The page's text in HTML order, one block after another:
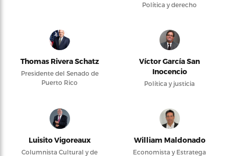
Política y derecho
Thomas Rivera Schatz
Presidente del Senado de
Puerto Rico
Víctor García San
Inocencio
Política y justicia
Luisito Vigoreaux
Columnista Cultural y de
William Maldonado
Economista y Estratega